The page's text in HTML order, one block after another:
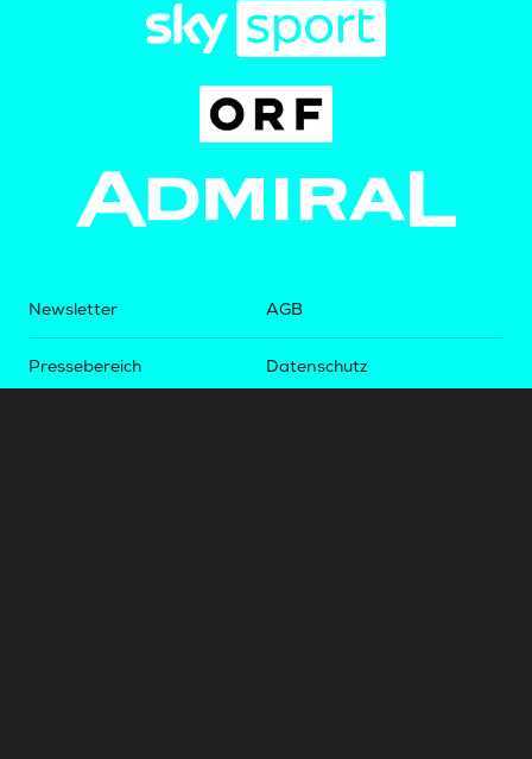
Newsletter
Pressebereich
AGB
Datenschutz